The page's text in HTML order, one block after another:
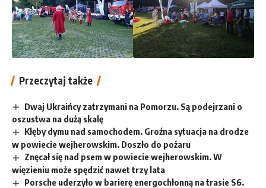
Przeczytaj także
Dwaj Ukraińcy zatrzymani na Pomorzu. Są podejrzani o
oszustwa na dużą skalę
Kłęby dymu nad samochodem. Groźna sytuacja na drodze
w powiecie wejherowskim. Doszło do pożaru
Znęcał się nad psem w powiecie wejherowskim. W
więzieniu może spędzić nawet trzy lata
Porsche uderzyło w barierę energochłonną na trasie S6.